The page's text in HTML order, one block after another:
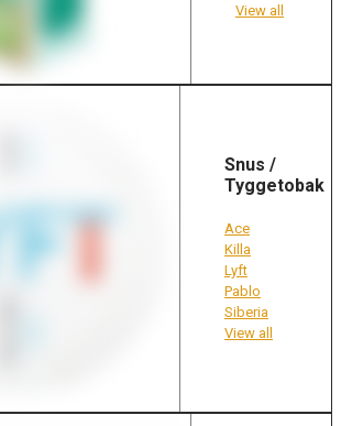
View all
Snus /
Tyggetobak
Ace
Killa
Lyft
Pablo
Siberia
View all